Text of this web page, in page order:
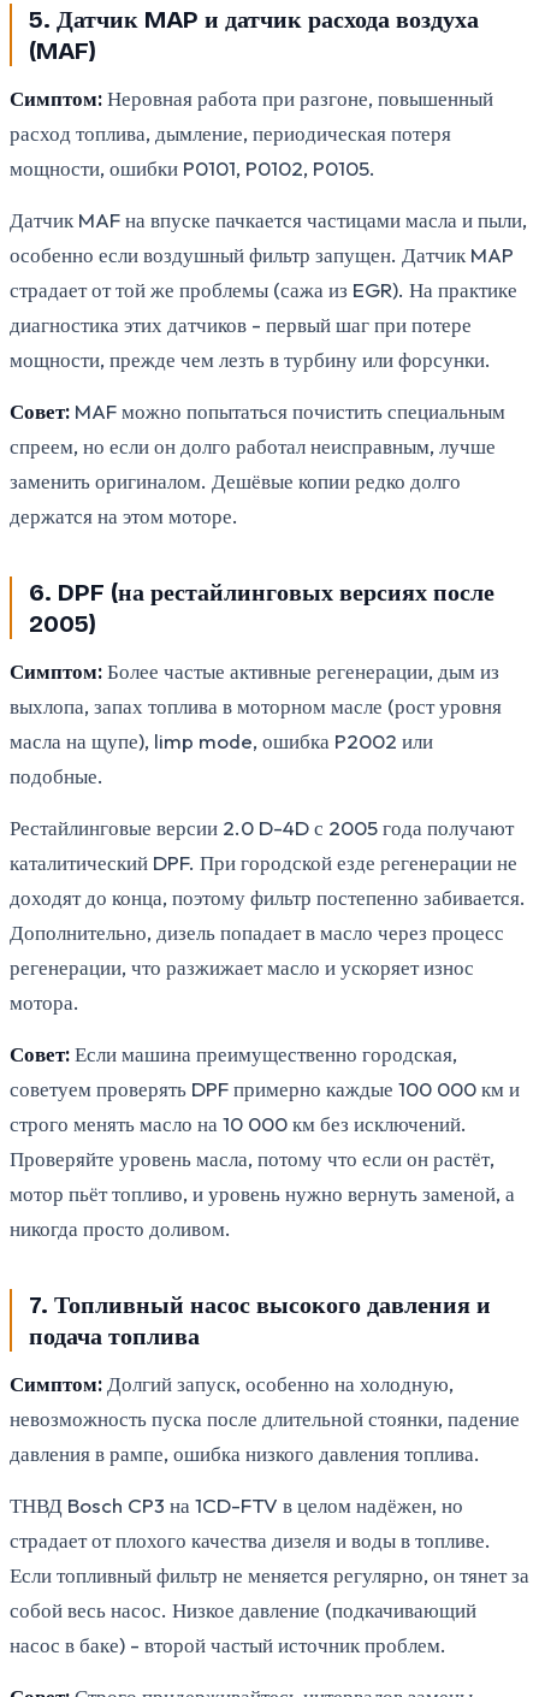
5. Датчик MAP и датчик расхода воздуха
(MAF)
Симптом:Неровная работа при разгоне, повышенный
расход топлива, дымление, периодическая потеря
мощности, ошибки P0101, P0102, P0105.
Датчик MAF на впуске пачкается частицами масла и пыли,
особенно если воздушный фильтр запущен. Датчик MAP
страдает от той же проблемы (сажа из EGR). На практике
диагностика этих датчиков - первый шаг при потере
мощности, прежде чем лезть в турбину или форсунки.
Совет: MAF можно попытаться почистить специальным
спреем, но если он долго работал неисправным, лучше
заменить оригиналом. Дешёвые копии редко долго
держатся на этом моторе.
6. DPF (на рестайлинговых версиях после
2005)
Симптом:Более частые активные регенерации, дым из
выхлопа, запах топлива в моторном масле (рост уровня
масла на щупе), limp mode, ошибка P2002 или
подобные.
Рестайлинговые версии 2.0 D-4D с 2005 года получают
каталитический DPF. При городской езде регенерации не
доходят до конца, поэтому фильтр постепенно забивается.
Дополнительно, дизель попадает в масло через процесс
регенерации, что разжижает масло и ускоряет износ
мотора.
Совет:Если машина преимущественно городская,
советуем проверять DPF примерно каждые 100 000 км и
строго менять масло на 10 000 км без исключений.
Проверяйте уровень масла, потому что если он растёт,
мотор пьёт топливо, и уровень нужно вернуть заменой, а
никогда просто доливом.
7. Топливный насос высокого давления и
подача топлива
Симптом: Долгий запуск, особенно на холодную,
невозможность пуска после длительной стоянки, падение
давления в рампе, ошибка низкого давления топлива.
ТНВД Bosch CP3 на 1CD-FTV в целом надёжен, но
страдает от плохого качества дизеля и воды в топливе.
Если топливный фильтр не меняется регулярно, он тянет за
собой весь насос. Низкое давление (подкачивающий
насос в баке) - второй частый источник проблем.